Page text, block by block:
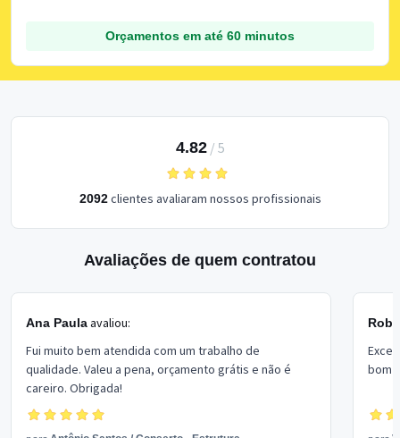
Orçamentos em até 60 minutos
4.82/ 5
2092clientes avaliaram nossos profissionais
Avaliações de quem contratou
Ana Paulaavaliou:
Fui muito bem atendida com um trabalho de
qualidade. Valeu a pena, orçamento grátis e não é
careiro. Obrigada!
bom